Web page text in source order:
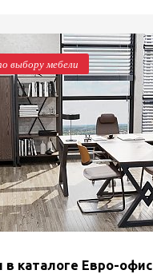
выбору мебели
в каталоге Евро-офис